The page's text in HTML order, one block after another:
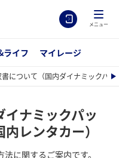
メニュー
ライフ マイレージ
について（国内ダイナミックパ
ナミックパッ
レンタカー）
に関するご案内です。